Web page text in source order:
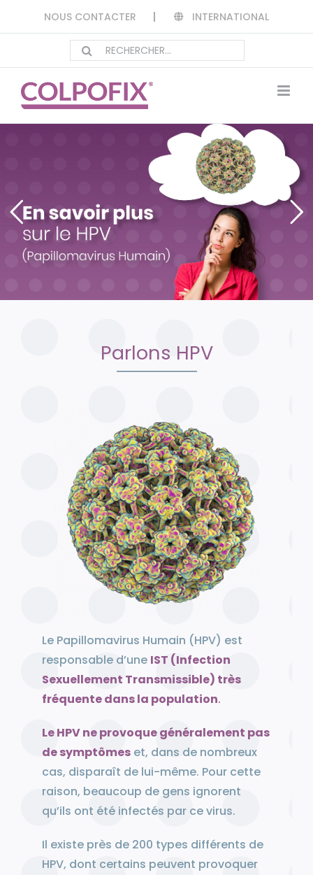
NOUS CONTACTER INTERNATIONAL
Rechercher:
Parlons HPV
Le Papillomavirus Humain (HPV) est
responsable d’une IST (Infection
Sexuellement Transmissible) très
fréquente dans la population.
Le HPV ne provoque généralement pas
de symptômeset, dans de nombreux
cas, disparaît de lui-même. Pour cette
raison, beaucoup de gens ignorent
qu’ils ont été infectés par ce virus.
Il existe près de 200 types différents de
HPV, dont certains peuvent provoquer